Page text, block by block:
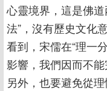
心靈境界，這是佛
法”，沒有歷史文化
看到，宋儒在“理一
影響，我們因而不能
另外，也要避免從